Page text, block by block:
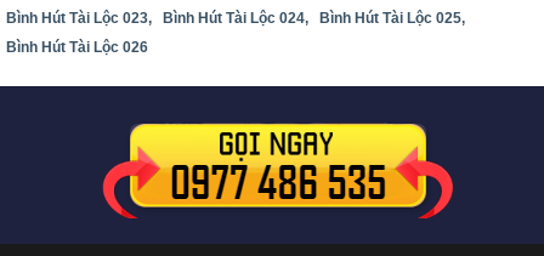
Bình Hút Tài Lộc 023,
Bình Hút Tài Lộc 024,
Bình Hút Tài Lộc 025,
Bình Hút Tài Lộc 026